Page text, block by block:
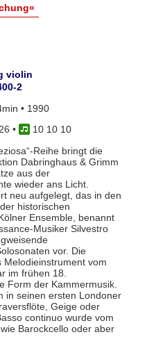
violin
2
• 1990
•
10 10 10
Reihe bringt die
Dabringhaus & Grimm
aus der
wieder ans Licht.
neu aufgelegt, das in den
historischen
Ensemble, benannt
Musiker Silvestro
vor. Die
vom
im frühen 18.
Form der Kammermusik.
in seinen ersten Londoner
Geige oder
continuo wurde vom
Barockcello oder aber